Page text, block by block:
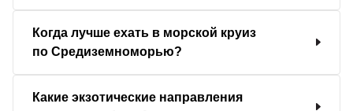
Когда лучше ехать в морской круиз
по Средиземноморью?
Какие экзотические направления